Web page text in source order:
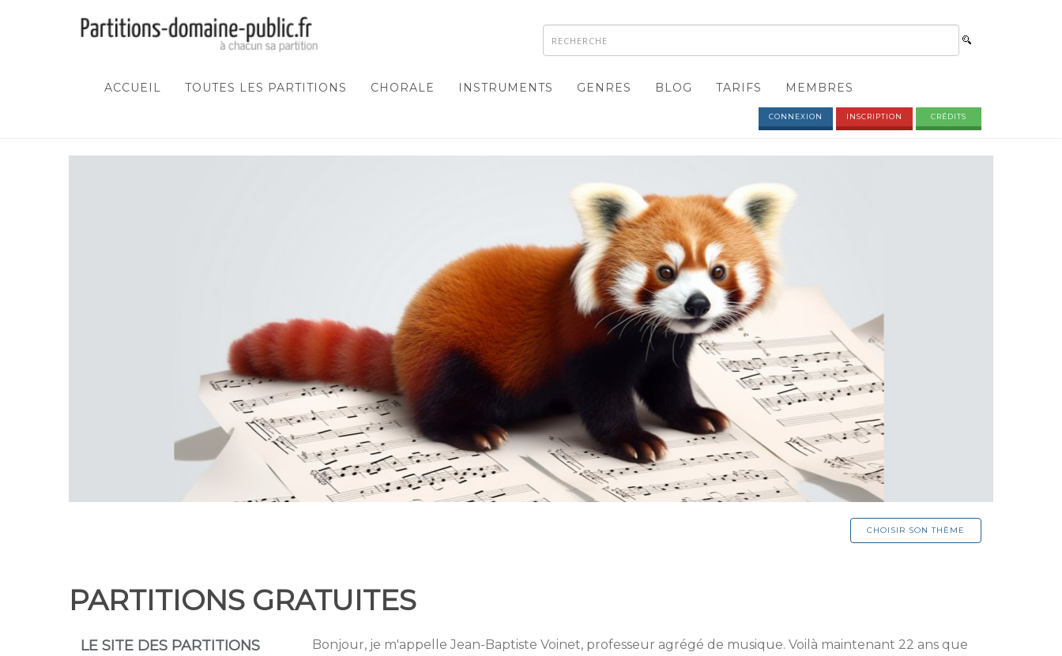
ACCUEIL TOUTES LES PARTITIONS CHORALE INSTRUMENTS GENRES BLOG TARIFS MEMBRES
CONNEXION INSCRIPTION CRÉDITS
CHOISIR SON THÈME
PARTITIONS GRATUITES
LE SITE DES PARTITIONS
Bonjour, je m'appelle Jean-Baptiste Voinet, professeur agrégé de musique. Voilà maintenant 22 ans que